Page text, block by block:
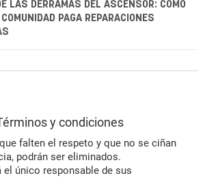
LAS DERRAMAS DEL ASCENSOR: CÓMO
PAGA REPARACIONES
y condiciones
falten el respeto y que no se ciñan
podrán ser eliminados.
el único responsable de sus